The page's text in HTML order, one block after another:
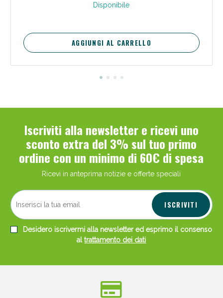
Disponibile
AGGIUNGI AL CARRELLO
Iscriviti alla newsletter e ricevi uno
sconto extra del 3% sul tuo primo
ordine con un minimo di 60€ di spesa
Ricevi in anteprima notizie e offerte speciali
ISCRIVITI
Desidero iscrivermi alla newsletter ed esprimo il consenso
altrattamento dei dati